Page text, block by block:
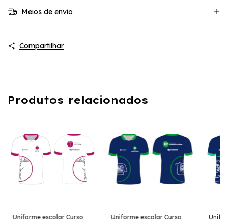
Meios de envio
Compartilhar
Produtos relacionados
Uniforme escolar Curso
Uniforme escolar Curso